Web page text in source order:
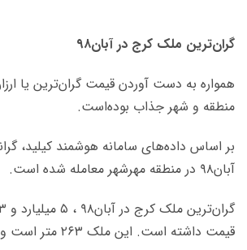
گران‌ترین ملک کرج در آبان۹۸
همواره به دست آوردن قیمت گران‌ترین یا
منطقه و شهر جذاب بوده‌است.
بر اساس داده‌های سامانه هوشمند کیلید،
آبان۹۸ در منطقه مهرشهر معامله شده است.
قیمت داشته است. این ملک ۲۶۳ متر است و ۸ سال عمر دارد.